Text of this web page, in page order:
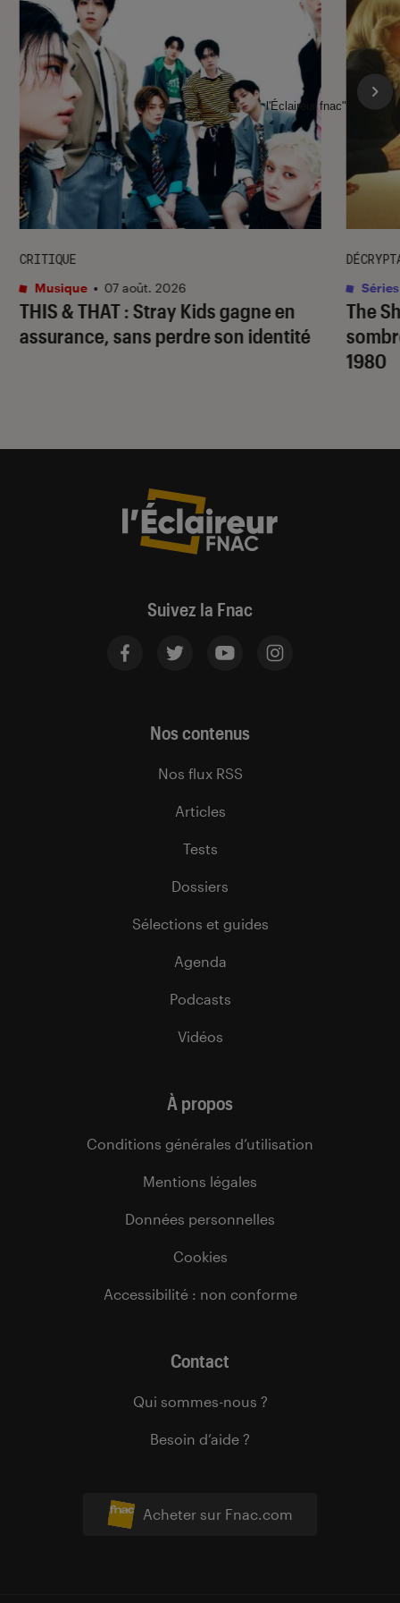
THIS & THAT: Stray Kids gagne en
assurance, sans perdre son identité
CRITIQUE
Musique • 07 août. 2026
The
1980
Séries
l'Éclaireur fnac">
Suivez la Fnac
Acheter sur Fnac.com
Nos contenus
Nos flux RSS
Articles
Tests
Dossiers
Sélections et guides
Agenda
Podcasts
Vidéos
À propos
Conditions générales d’utilisation
Mentions légales
Données personnelles
Cookies
Accessibilité : non conforme
Contact
Qui sommes-nous ?
Besoin d’aide ?